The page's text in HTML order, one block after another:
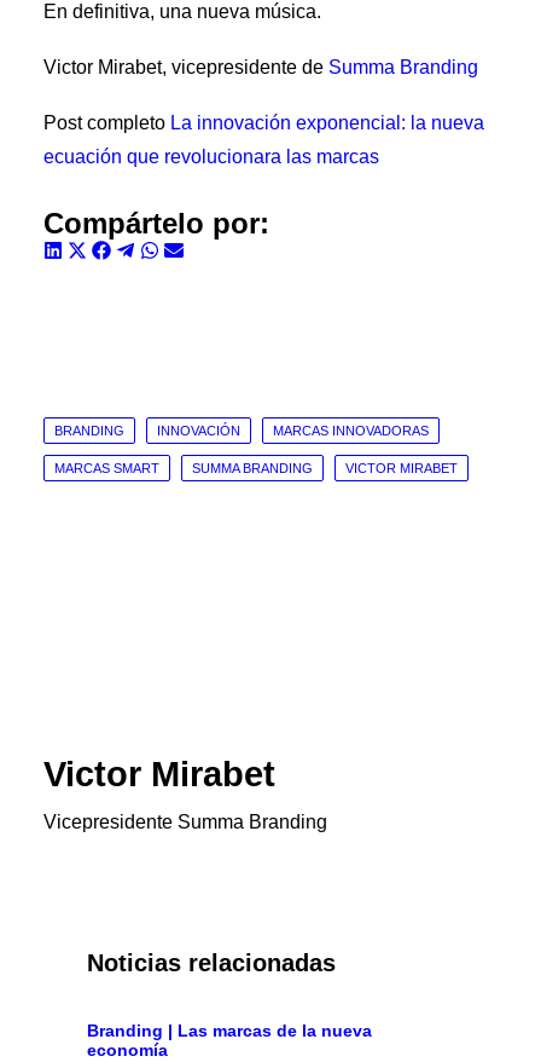
En definitiva, una nueva música.
Victor Mirabet, vicepresidente de Summa Branding
Post completo La innovación exponencial: la nueva
ecuación que revolucionara las marcas
Compártelo por:
Compartir
Compartir
Compartir
Compartir
Compartir
BRANDING INNOVACIÓN MARCAS INNOVADORAS
MARCAS SMART SUMMA BRANDING VICTOR MIRABET
Victor Mirabet
Vicepresidente Summa Branding
Noticias relacionadas
Branding | Las marcas de la nueva
economía